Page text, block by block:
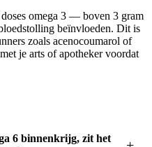
doses omega 3 — boven 3 gram
beïnvloeden. Dit is
zoals acenocoumarol of
je arts of apotheker voordat
6 binnenkrijg, zit het